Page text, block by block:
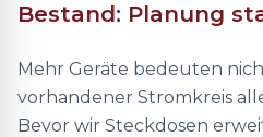
Bestand: Planung
Mehr Geräte bedeuten
vorhandener Stromkreis
Bevor wir Steckdosen